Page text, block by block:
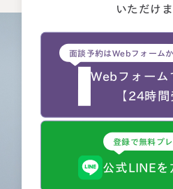
いただけま
面談予約はWebフォーム
Webフォーム
【24時間
登録で無料プ
公式LINEを